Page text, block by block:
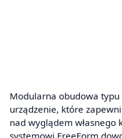
Modularna obudowa
urządzenie, które
nad wyglądem własnego